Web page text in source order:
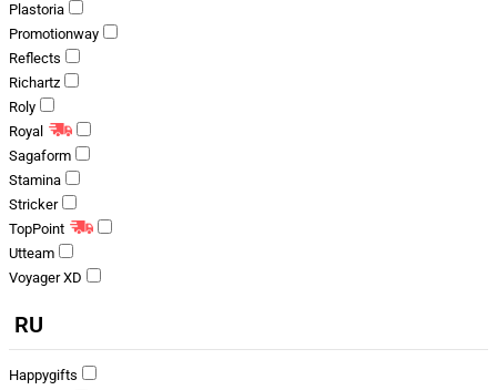
Plastoria
Promotionway
Reflects
Richartz
Roly
Royal
Sagaform
Stamina
Stricker
TopPoint
Utteam
Voyager XD
RU
Happygifts